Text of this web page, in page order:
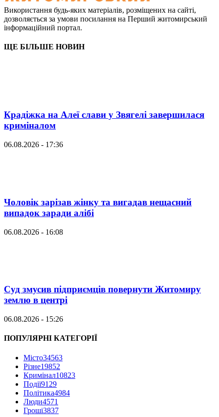
Використання будь-яких матеріалів, розміщених на сайті,
дозволяється за умови посилання на Перший житомирський
інформаційний портал.
ЩЕ БІЛЬШЕ НОВИН
Крадіжка на Алеї слави у Звягелі завершилася
криміналом
06.08.2026 - 17:36
Чоловік зарізав жінку та вигадав нещасний
випадок заради алібі
06.08.2026 - 16:08
Суд змусив підприємців повернути Житомиру
землю в центрі
06.08.2026 - 15:26
ПОПУЛЯРНІ КАТЕГОРІЇ
Місто34563
Різне19852
Кримінал10823
Події9129
Політика4984
Люди4571
Гроші3837